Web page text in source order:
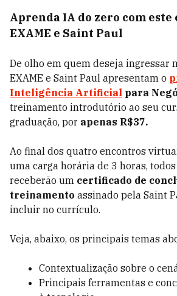
Aprenda IA do zero com este
EXAME e Saint Paul
De olho em quem deseja ingressar
EXAME e Saint Paul apresentam o
Inteligência Artificial para
treinamento introdutório ao seu
graduação, por apenas R$37.
Ao final dos quatro encontros
uma carga horária de 3 horas,
receberão um certificado de
treinamento assinado pela Saint
incluir no currículo.
Veja, abaixo, os principais temas
Contextualização sobre o
Principais ferramentas e